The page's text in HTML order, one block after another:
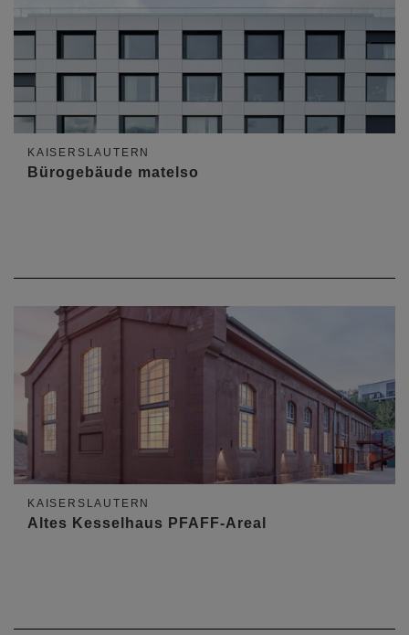
KAISERSLAUTERN
Bürogebäude matelso
KAISERSLAUTERN
Altes Kesselhaus PFAFF-Areal